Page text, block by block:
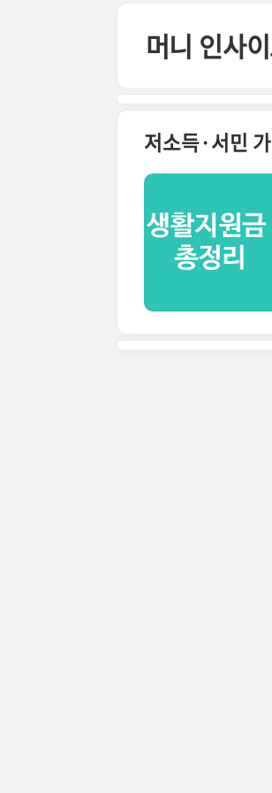
머니 인사
저소득·서민